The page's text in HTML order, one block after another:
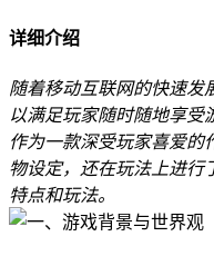
详细介绍
随着移动互联网的快速发
以满足玩家随时随地享受
作为一款深受玩家喜爱的
物设定，还在玩法上进行
特点和玩法。